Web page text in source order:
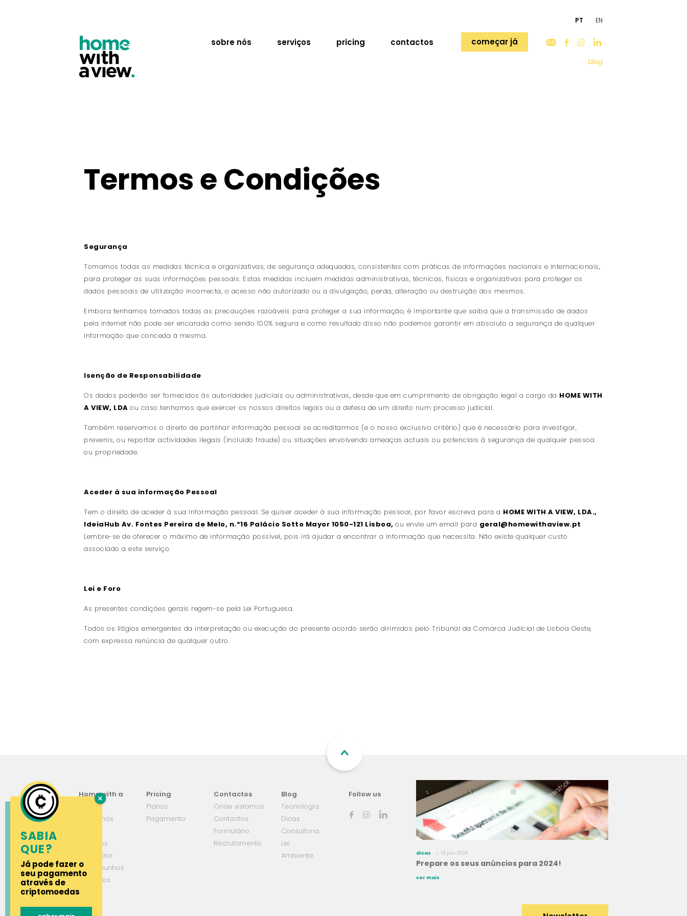
PT EN
sobre nós serviços pricing contactos começar já
SABIA
QUE?
Já pode fazer o
seu pagamento
através de
criptomoedas
Termos e Condições
Segurança
Tomamos todas as medidas técnica e organizativas, de segurança adequadas, consistentes com práticas de informações nacionais e internacionais,
para proteger as suas informações pessoais. Estas medidas incluem medidas administrativas, técnicas, físicas e organizativas para proteger os
dados pessoais de utilização incorrecta, o acesso não autorizado ou a divulgação, perda, alteração ou destruição dos mesmos.
Embora tenhamos tomados todas as precauções razoáveis para proteger a sua informação, é importante que saiba que a transmissão de dados
pela internet não pode ser encarada como sendo 100% segura e como resultado disso não podemos garantir em absoluto a segurança de qualquer
informação que conceda à mesma.
Isenção de Responsabilidade
Os dados poderão ser fornecidos às autoridades judiciais ou administrativas, desde que em cumprimento de obrigação legal a cargo da HOME WITH
A VIEW, LDAou caso tenhamos que exercer os nossos direitos legais ou a defesa de um direito num processo judicial.
Também reservamos o direito de partilhar informação pessoal se acreditarmos (e o nosso exclusivo critério) que é necessário para investigar,
prevenis, ou reportar actividades ilegais (incluído fraude) ou situações envolvendo ameaças actuais ou potenciais à segurança de qualquer pessoa
ou propriedade.
Aceder à sua informação Pessoal
Tem o direito de aceder à sua informação pessoal. Se quiser aceder à sua informação pessoal, por favor escreva para a HOME WITH A VIEW, LDA.,
IdeiaHub Av. Fontes Pereira de Melo, n.º16 Palácio Sotto Mayor 1050-121 Lisboa,ou envie um email para geral@homewithaview.pt
Lembre-se de oferecer o máximo de informação possível, pois irá ajudar a encontrar a informação que necessita. Não existe qualquer custo
associado a este serviço.
Lei e Foro
As presentes condições gerais regem-se pela Lei Portuguesa.
Todos os litígios emergentes da interpretação ou execução do presente acordo serão dirimidos pelo Tribunal da Comarca Judicial de Lisboa Oeste,
com expressa renúncia de qualquer outro.
Home with a
Sobre nós
Serviços
Simulador
Testemunhos
Parceiros
Pricing
Planos
Pagamento
Contactos
Onde estamos
Contactos
Formulário
Recrutamento
Blog
Tecnologia
Dicas
Consultoria
Lei
Ambiente
Follow us
dicas 18 jan 2024
Prepare os seus anúncios para 2024!
ver mais